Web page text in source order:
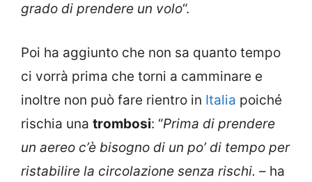
grado di prendere un volo“.
Poi ha aggiunto che non sa quanto tempo
ci vorrà prima che torni a camminare e
inoltre non può fare rientro in Italia poiché
rischia una trombosi: “Prima di prendere
un aereo c’è bisogno di un po’ di tempo per
ristabilire la circolazione senza rischi. – ha